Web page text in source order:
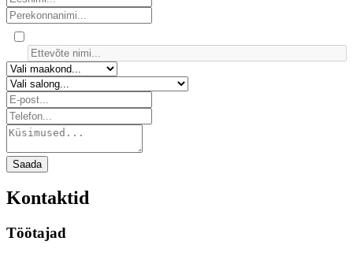
Saada
Kontaktid
Töötajad